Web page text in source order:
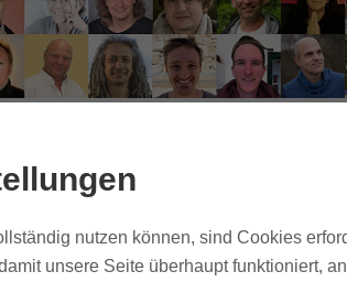
Mariananda, Sebastian
Edgar Hofer OWK, Anssi, Gaia,
Andreas Pröhl, Simon Paa,
& Thomas Nestelberger,
nutzen können, sind Cookies
unsere Seite überhaupt funktioniert,